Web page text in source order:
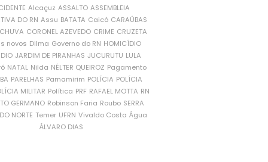
Alcaçuz ASSALTO ASSEMBLEIA
DO RN Assu BATATA Caicó CARAÚBAS
CORONEL AZEVEDO CRIME CRUZETA
novos Dilma Governo do RN HOMICÍDIO
JARDIM DE PIRANHAS JUCURUTU LULA
NATAL Nilda NÉLTER QUEIROZ Pagamento
PARELHAS Parnamirim POLÍCIA POLÍCIA
MILITAR Política PRF RAFAEL MOTTA RN
GERMANO Robinson Faria Roubo SERRA
NORTE Temer UFRN Vivaldo Costa Água
ÁLVARO DIAS